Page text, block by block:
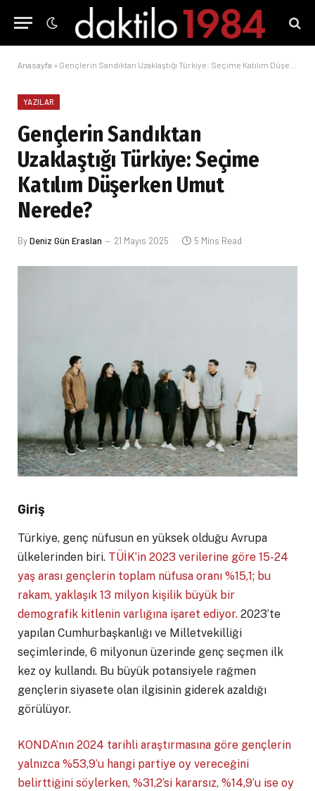
Anasayfa » Gençlerin Sandıktan Uzaklaştığı Türkiye: Seçime Katılım Düşerken Umut Nerede?
YAZILAR
Gençlerin Sandıktan
Uzaklaştığı Türkiye: Seçime
Katılım Düşerken Umut
Nerede?
ByDeniz Gün Eraslan 21 Mayıs 2025 5 Mins Read
Giriş
Türkiye, genç nüfusun en yüksek olduğu Avrupa
ülkelerinden biri. TÜİK’in 2023 verilerine göre 15-24
yaş arası gençlerin toplam nüfusa oranı %15,1; bu
rakam, yaklaşık 13 milyon kişilik büyük bir
demografik kitlenin varlığına işaret ediyor. 2023’te
yapılan Cumhurbaşkanlığı ve Milletvekilliği
seçimlerinde, 6 milyonun üzerinde genç seçmen ilk
kez oy kullandı. Bu büyük potansiyele rağmen
gençlerin siyasete olan ilgisinin giderek azaldığı
görülüyor.
KONDA’nın 2024 tarihli araştırmasına göre gençlerin
yalnızca %53,9’u hangi partiye oy vereceğini
belirttiğini söylerken, %31,2’si kararsız, %14,9’u ise oy